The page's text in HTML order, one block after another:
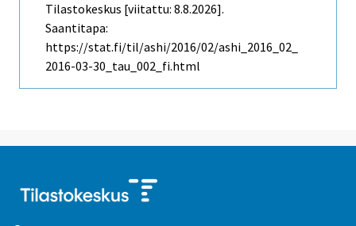
Tilastokeskus [viitattu: 8.8.2026].
Saantitapa:
https://stat.fi/til/ashi/2016/02/ashi_2016_02_
2016-03-30_tau_002_fi.html